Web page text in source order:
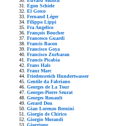
Egon Schiele
El Greco
Fernand Léger
Filippo Lippi
Fra Angelico
François Boucher
Francesco Guardi
Francis Bacon
Francisco Goya
Francisco Zurbaran
Francis Picabia
Frans Hals
Franz Marc
Friedensreich Hundertwasser
Gentile da Fabriano
Georges de La Tour
Georges-Pierre Seurat
Georges Rouault
Gerard Dou
Gian Lorenzo Bernini
Giorgio de Chirico
Giorgio Morandi
Giorgione